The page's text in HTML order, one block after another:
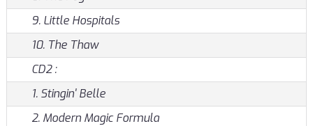
9. Little Hospitals
10. The Thaw
CD2 :
1. Stingin' Belle
2. Modern Magic Formula